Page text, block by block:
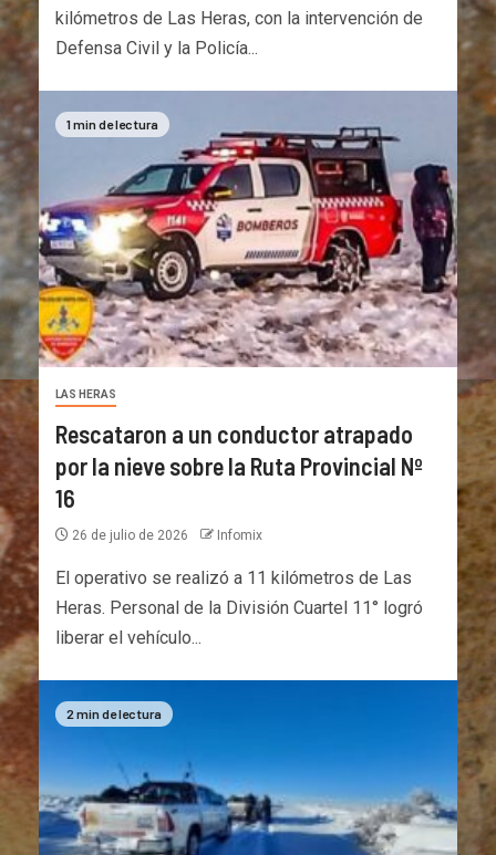
kilómetros de Las Heras, con la intervención de
Defensa Civil y la Policía...
1 min de lectura
LAS HERAS
Rescataron a un conductor atrapado
por la nieve sobre la Ruta Provincial Nº
16
26 de julio de 2026 Infomix
El operativo se realizó a 11 kilómetros de Las
Heras. Personal de la División Cuartel 11° logró
liberar el vehículo...
2 min de lectura